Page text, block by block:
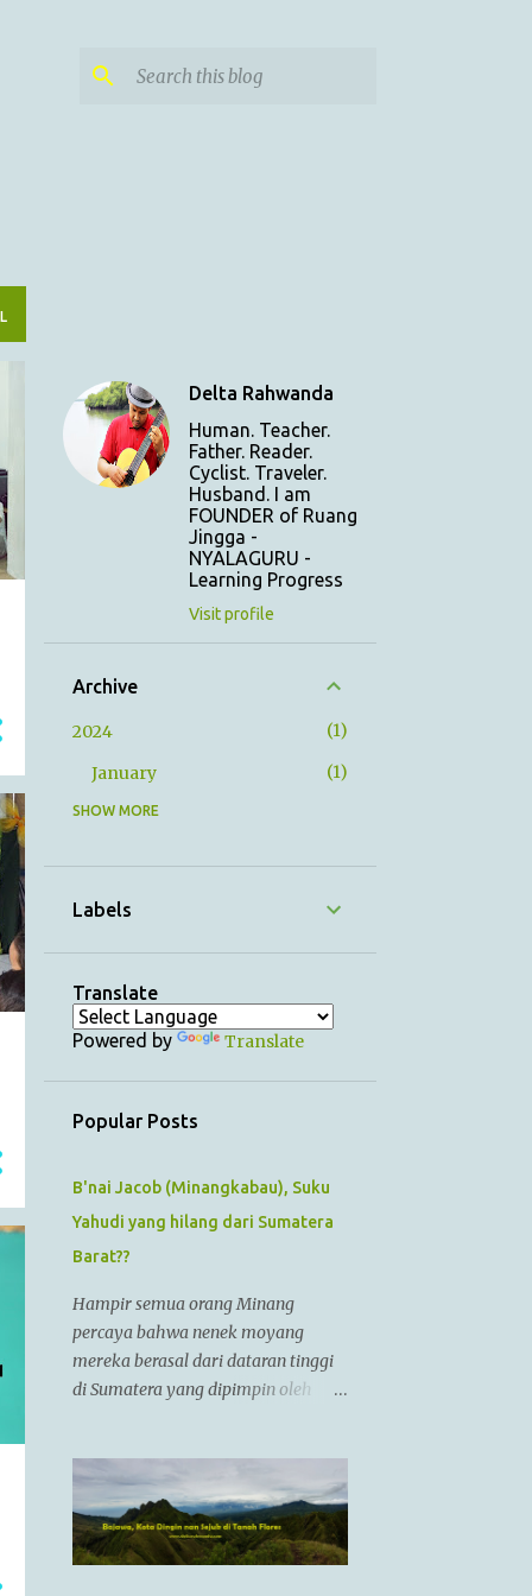
Delta Rahwanda
Human. Teacher.
Father. Reader.
Cyclist. Traveler.
Husband. I am
FOUNDER of Ruang
Jingga -
NYALAGURU -
Learning Progress
Visit profile
Archive
2024
1
January
1
2023
November
September
August
April
March
1
January
2022
12
December
1
October
September
1
August
1
SHOW MORE
Labels
Translate
Powered by Translate
Popular Posts
B'nai Jacob (Minangkabau), Suku
Yahudi yang hilang dari Sumatera
Barat??
Hampir semua orang Minang
percaya bahwa nenek moyang
mereka berasal dari dataran tinggi
di Sumatera yang dipimpin oleh
Sejarah Kristen, raja tersebut hidup
dari zaman 356 SM sampai 323 SM
Dia juga dikenal sebagai Raja
Alexander III dari Macedonia,